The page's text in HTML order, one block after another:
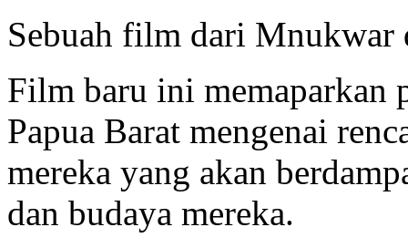
Sebuah film dari Mnukwar
Film baru ini memaparkan
Papua Barat mengenai
mereka yang akan
dan budaya mereka.